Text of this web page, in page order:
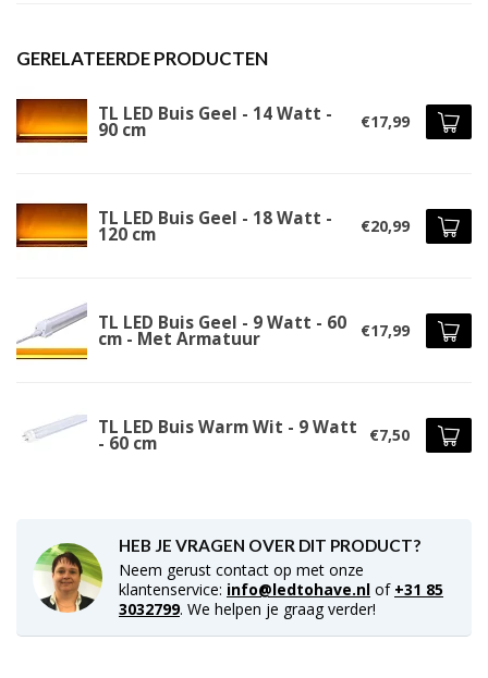
GERELATEERDE PRODUCTEN
TL LED Buis Geel - 14 Watt -
90 cm €17,99
TL LED Buis Geel - 18 Watt -
120 cm €20,99
TL LED Buis Geel - 9 Watt - 60
cm - Met Armatuur €17,99
TL LED Buis Warm Wit - 9 Watt
- 60 cm €7,50
HEB JE VRAGEN OVER DIT PRODUCT?
Neem gerust contact op met onze
klantenservice: info@ledtohave.nl of +31 85
3032799. We helpen je graag verder!